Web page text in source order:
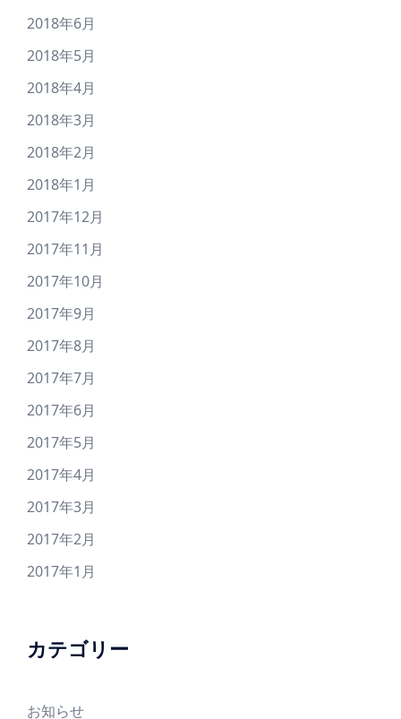
2018年6月
2018年5月
2018年4月
2018年3月
2018年2月
2018年1月
2017年12月
2017年11月
2017年10月
2017年9月
2017年8月
2017年7月
2017年6月
2017年5月
2017年4月
2017年3月
2017年2月
2017年1月
カテゴリー
お知らせ